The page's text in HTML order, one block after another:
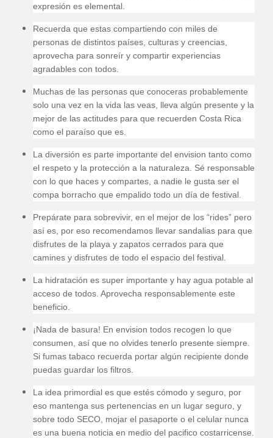
expresión es elemental.
Recuerda que estas compartiendo con miles de
personas de distintos países, culturas y creencias,
aprovecha para sonreír y compartir experiencias
agradables con todos.
Muchas de las personas que conoceras probablemente
solo una vez en la vida las veas, lleva algún presente y la
mejor de las actitudes para que recuerden Costa Rica
como el paraíso que es.
La diversión es parte importante del envision tanto como
el respeto y la protección a la naturaleza. Sé responsable
con lo que haces y compartes, a nadie le gusta ser el
compa borracho que empalido todo un día de festival.
Prepárate para sobrevivir, en el mejor de los “rides” pero
así es, por eso recomendamos llevar sandalias para que
disfrutes de la playa y zapatos cerrados para que
camines y disfrutes de todo el espacio del festival.
La hidratación es super importante y hay agua potable al
acceso de todos. Aprovecha responsablemente este
beneficio.
¡Nada de basura! En envision todos recogen lo que
consumen, así que no olvides tenerlo presente siempre.
Si fumas tabaco recuerda portar algún recipiente donde
puedas guardar los filtros.
La idea primordial es que estés cómodo y seguro, por
eso mantenga sus pertenencias en un lugar seguro, y
sobre todo SECO, mojar el pasaporte o el celular nunca
es una buena noticia en medio del pacifico costarricense.